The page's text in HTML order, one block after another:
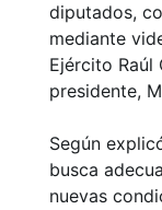
diputados,
mediante
Ejército Raúl
presidente,
Según
busca
nuevas